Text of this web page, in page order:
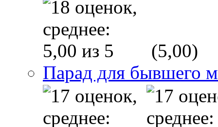
(5,00)
Парад для бывшего